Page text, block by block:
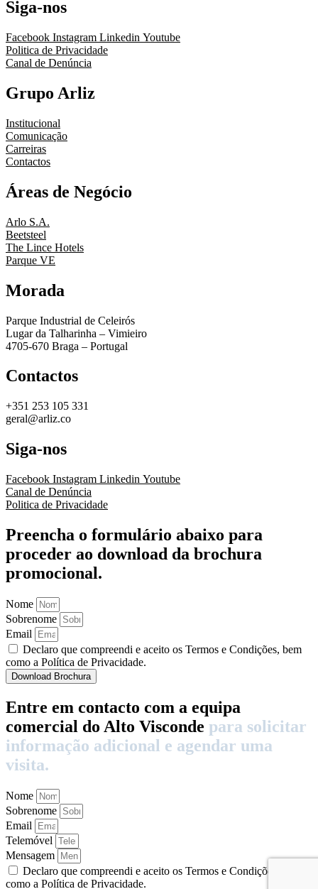
Siga-nos
Facebook Instagram Linkedin Youtube
Politica de Privacidade
Canal de Denúncia
Grupo Arliz
Institucional
Comunicação
Carreiras
Contactos
Áreas de Negócio
Arlo S.A.
Beetsteel
The Lince Hotels
Parque VE
Morada
Parque Industrial de Celeirós
Lugar da Talharinha – Vimieiro
4705-670 Braga – Portugal
Contactos
+351 253 105 331
geral@arliz.co
Siga-nos
Facebook Instagram Linkedin Youtube
Canal de Denúncia
Politica de Privacidade
Preencha o formulário abaixo para
proceder ao download da brochura
promocional.
Nome
Sobrenome
Email
Declaro que compreendi e aceito os Termos e Condições, bem
como a Política de Privacidade.
Download Brochura
Entre em contacto com a equipa
comercial do Alto Visconde para solicitar
informação adicional e agendar uma
visita.
Nome
Sobrenome
Email
Telemóvel
Mensagem
Declaro que compreendi e aceito os Termos e Condições, bem
como a Política de Privacidade.